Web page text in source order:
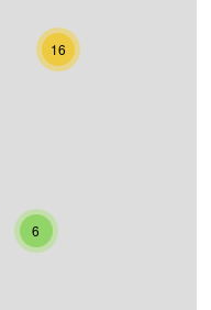
6
16